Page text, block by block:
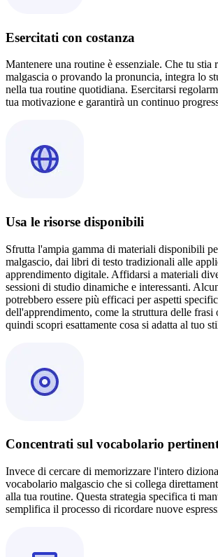
Esercitati con costanza
Mantenere una routine è essenziale. Che tu stia
malgascia o provando la pronuncia, integra lo
nella tua routine quotidiana. Esercitarsi
tua motivazione e garantirà un continuo
Usa le risorse disponibili
Sfrutta l'ampia gamma di materiali disponibili
malgascio, dai libri di testo tradizionali alle
apprendimento digitale. Affidarsi a materiali
sessioni di studio dinamiche e interessanti.
potrebbero essere più efficaci per aspetti
dell'apprendimento, come la struttura delle frasi
quindi scopri esattamente cosa si adatta al tuo
Concentrati sul vocabolario
Invece di cercare di memorizzare l'intero
vocabolario malgascio che si collega
alla tua routine. Questa strategia specifica ti
semplifica il processo di ricordare nuove